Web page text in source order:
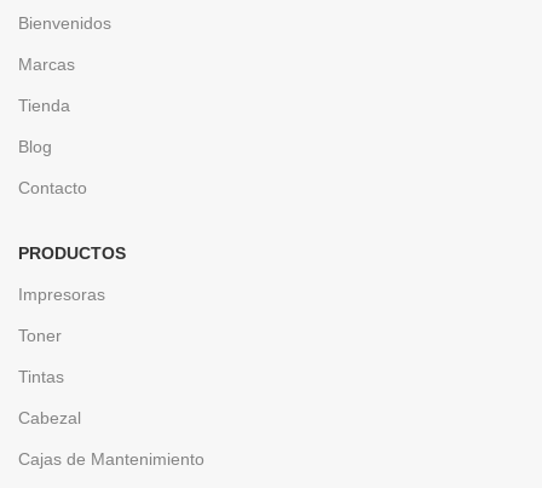
Bienvenidos
Marcas
Tienda
Blog
Contacto
PRODUCTOS
Impresoras
Toner
Tintas
Cabezal
Cajas de Mantenimiento